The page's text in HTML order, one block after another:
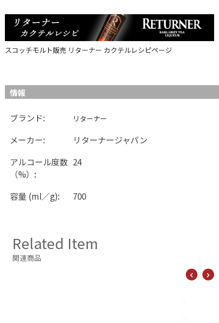
スコッチモルト販売 リターナー カクテルレシピページ
情報
ブランド: リターナー
メーカー:
リターナージャパン
アルコール度数
（%）:
24
容量 (ml／g): 700
Related Item
関連商品